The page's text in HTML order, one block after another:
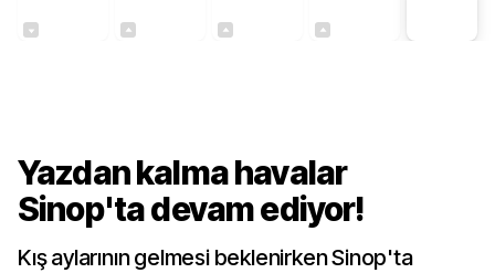
Yazdan kalma havalar
Sinop'ta devam ediyor!
Kış aylarının gelmesi beklenirken Sinop'ta